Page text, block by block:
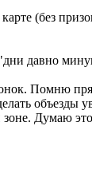
(без
"дни давно
Помню
зоне. Думаю